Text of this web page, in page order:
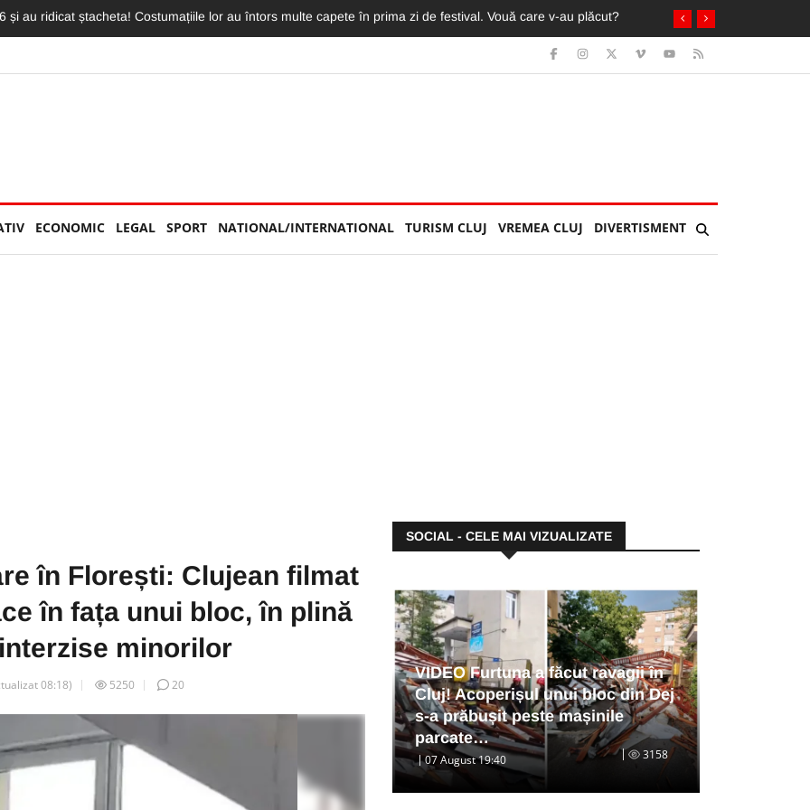
înnebunit pe clujeni. Show exploziv în fața unui stadion neîncăpător, plin ochi de fani români și străini
ECONOMIC LEGAL SPORT NATIONAL/INTERNATIONAL TURISM CLUJ VREMEA CLUJ DIVERTISMENT
în Florești: Clujean filmat
în fața unui bloc, în plină
minorilor
08:18) 5250 20
SOCIAL - CELE MAI VIZUALIZATE
VIDEO Furtuna a făcut ravagii în
Cluj! Acoperișul unui bloc din Dej
s-a prăbușit peste mașinile
parcate…
07 August 19:40 3158